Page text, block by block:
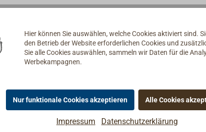
Hier können Sie auswählen, welche Cookies aktiviert sind.
den Betrieb der Website erforderlichen Cookies und
Sie alle Cookies auswählen, sammeln wir Daten für die
Werbekampagnen.
Nur funktionale Cookies akzeptieren Alle Cookies
Impressum Datenschutzerklärung